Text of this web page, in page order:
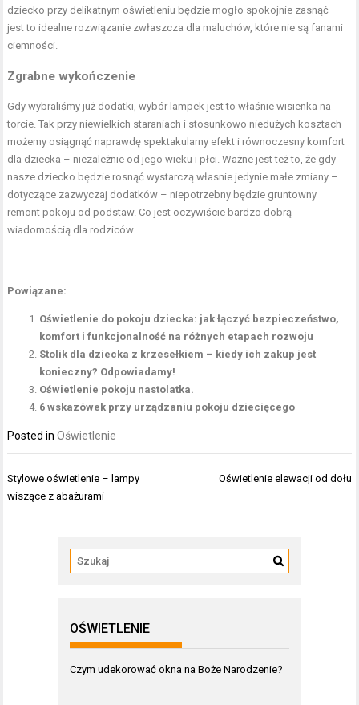
dziecko przy delikatnym oświetleniu będzie mogło spokojnie zasnąć –
jest to idealne rozwiązanie zwłaszcza dla maluchów, które nie są fanami
ciemności.
Zgrabne wykończenie
Gdy wybraliśmy już dodatki, wybór lampek jest to właśnie wisienka na
torcie. Tak przy niewielkich staraniach i stosunkowo niedużych kosztach
możemy osiągnąć naprawdę spektakularny efekt i równoczesny komfort
dla dziecka – niezależnie od jego wieku i płci. Ważne jest też to, że gdy
nasze dziecko będzie rosnąć wystarczą własnie jedynie małe zmiany –
dotyczące zazwyczaj dodatków – niepotrzebny będzie gruntowny
remont pokoju od podstaw. Co jest oczywiście bardzo dobrą
wiadomością dla rodziców.
Powiązane:
Oświetlenie do pokoju dziecka: jak łączyć bezpieczeństwo,
komfort i funkcjonalność na różnych etapach rozwoju
Stolik dla dziecka z krzesełkiem – kiedy ich zakup jest
konieczny? Odpowiadamy!
Oświetlenie pokoju nastolatka.
6 wskazówek przy urządzaniu pokoju dziecięcego
Posted inOświetlenie
Nawigacja
wpisu
Stylowe oświetlenie – lampy
wiszące z abażurami
Oświetlenie elewacji od dołu
OŚWIETLENIE
Czym udekorować okna na Boże Narodzenie?